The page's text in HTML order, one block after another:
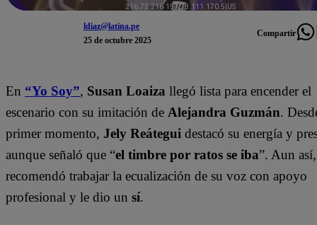
ldiaz@latina.pe
25 de octubre 2025
Compartir
En “Yo Soy”, Susan Loaiza llegó lista para encender el
escenario con su imitación de Alejandra Guzmán.
primer momento, Jely Reátegui destacó su energía y
aunque señaló que “el timbre por ratos se iba”. Aun
recomendó trabajar la ecualización de su voz con apoyo
profesional y le dio un sí.